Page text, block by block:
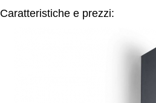
Caratteristiche e prezzi: